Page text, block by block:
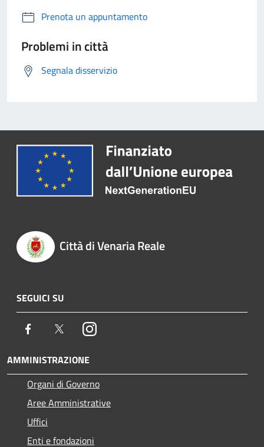
Prenota un appuntamento
Problemi in città
Segnala disservizio
Città di Venaria Reale
SEGUICI SU
Facebook TwitterInstagram
AMMINISTRAZIONE
Organi di Governo
Aree Amministrative
Uffici
Enti e fondazioni